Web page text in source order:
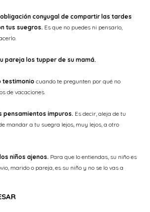
conyugal de compartir las tardes
tus suegros. Es que no puedes ni pensarlo,
pareja los tupper de su mamá.
testimonio cuando te pregunten por qué no
de vacaciones.
pensamientos impuros. Es decir, aleja de tu
mandar a tu suegra lejos, muy lejos, a otro
niños ajenos. Para que lo entiendas, su niño es
marido o pareja, es su niño y no se lo vas a